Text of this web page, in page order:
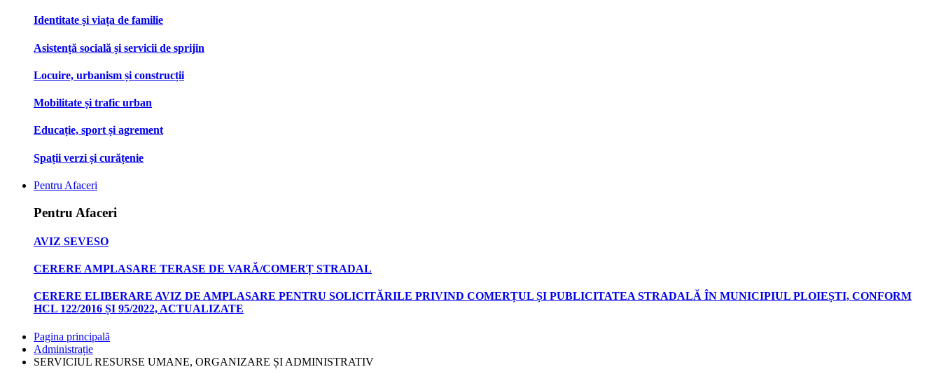
Identitate și viața de familie
Asistență socială și servicii de sprijin
Locuire, urbanism și construcții
Mobilitate și trafic urban
Educație, sport și agrement
Spații verzi și curățenie
Pentru Afaceri
Pentru Afaceri
AVIZ SEVESO
CERERE AMPLASARE TERASE DE VARĂ/COMERȚ STRADAL
CERERE ELIBERARE AVIZ DE AMPLASARE PENTRU SOLICITĂRILE PRIVIND COMERȚUL ȘI PUBLICITATEA STRADALĂ ÎN MUNICIPIUL PLOIEȘTI, CONFORM
HCL 122/2016 ȘI 95/2022, ACTUALIZATE
Pagina principală
Administrație
SERVICIUL RESURSE UMANE, ORGANIZARE ȘI ADMINISTRATIV